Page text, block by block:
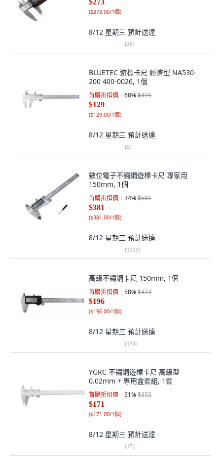
$273
($273.00/1個)
8/12 星期三 預計送達
(26)
BLUETEC 遊標卡尺 經濟型 NA530-
200 400-0026, 1個
首購折扣價 68%$415
$129
($129.00/1個)
8/12 星期三 預計送達
(5)
數位電子不鏽鋼遊標卡尺 專家用
150mm, 1個
首購折扣價 34%$581
$381
($381.00/1個)
8/12 星期三 預計送達
(1111)
高級不鏽鋼卡尺 150mm, 1個
首購折扣價 58%$473
$196
($196.00/1個)
8/12 星期三 預計送達
(134)
YGRC 不鏽鋼遊標卡尺 高級型
0.02mm + 專用盒套組, 1套
首購折扣價 51%$355
$171
($171.00/1個)
8/12 星期三 預計送達
(15)